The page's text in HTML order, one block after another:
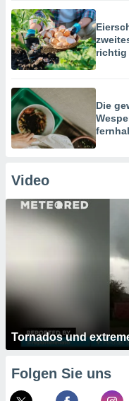
richtig
Die
Video
Tornados und
Folgen Sie uns